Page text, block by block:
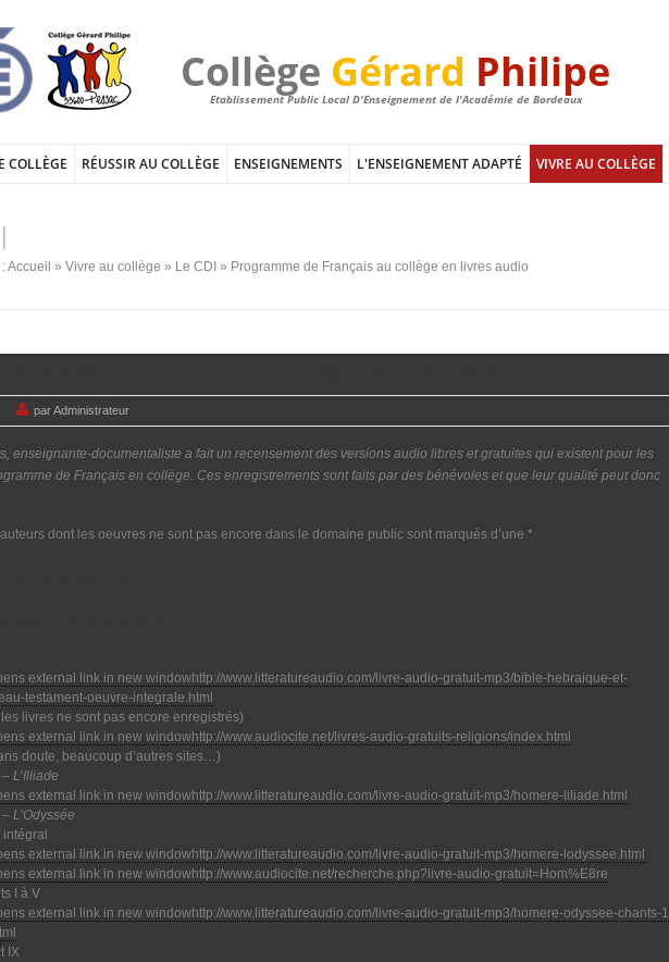
Collège Gérard Philipe
Etablissement Public Local D'Enseignement de l'Académie de Bordeaux
COLLÈGE RÉUSSIR AU COLLÈGE ENSEIGNEMENTS L'ENSEIGNEMENT ADAPTÉ VIVRE AU COLLÈGE
Accueil » Vivre au collège » Le CDI » Programme de Français au collège en livres audio
de Français au collège en livres audio
par Administrateur
enseignante-documentaliste a fait un recensement des versions audio libres et gratuites qui existent pour les
de Français en collège. Ces enregistrements sont faits par des bénévoles et que leur qualité peut donc
dont les oeuvres ne sont pas encore dans le domaine public sont marqués d’une *
http://www.litteratureaudio.com/livre-audio-gratuit-mp3/bible-hebraique-et-
testament-oeuvre-integrale.html
livres ne sont pas encore enregistrés)
http://www.audiocite.net/livres-audio-gratuits-religions/index.html
doute, beaucoup d’autres sites…)
L’Illiade
http://www.litteratureaudio.com/livre-audio-gratuit-mp3/homere-liliade.html
L’Odyssée
intégral
http://www.litteratureaudio.com/livre-audio-gratuit-mp3/homere-lodyssee.html
http://www.audiocite.net/recherche.php?livre-audio-gratuit=Hom%E8re
I à V
http://www.litteratureaudio.com/livre-audio-gratuit-mp3/homere-odyssee-chants-
IX